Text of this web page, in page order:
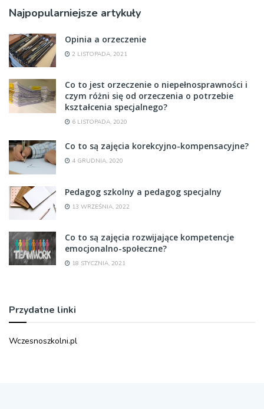
Najpopularniejsze artykuły
Opinia a orzeczenie
2 LISTOPADA, 2021
Co to jest orzeczenie o niepełnosprawności i
czym różni się od orzeczenia o potrzebie
kształcenia specjalnego?
6 LISTOPADA, 2020
Co to są zajęcia korekcyjno-kompensacyjne?
4 GRUDNIA, 2020
Pedagog szkolny a pedagog specjalny
13 WRZEŚNIA, 2022
Co to są zajęcia rozwijające kompetencje
emocjonalno-społeczne?
18 STYCZNIA, 2021
Przydatne linki
Wczesnoszkolni.pl